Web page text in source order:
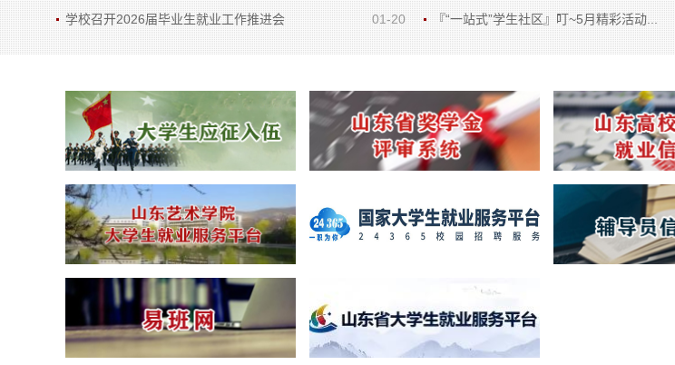
01-20
学校召开2026届毕业生就业工作推进会 『“一站式”学生社区』叮~5月精彩活动...